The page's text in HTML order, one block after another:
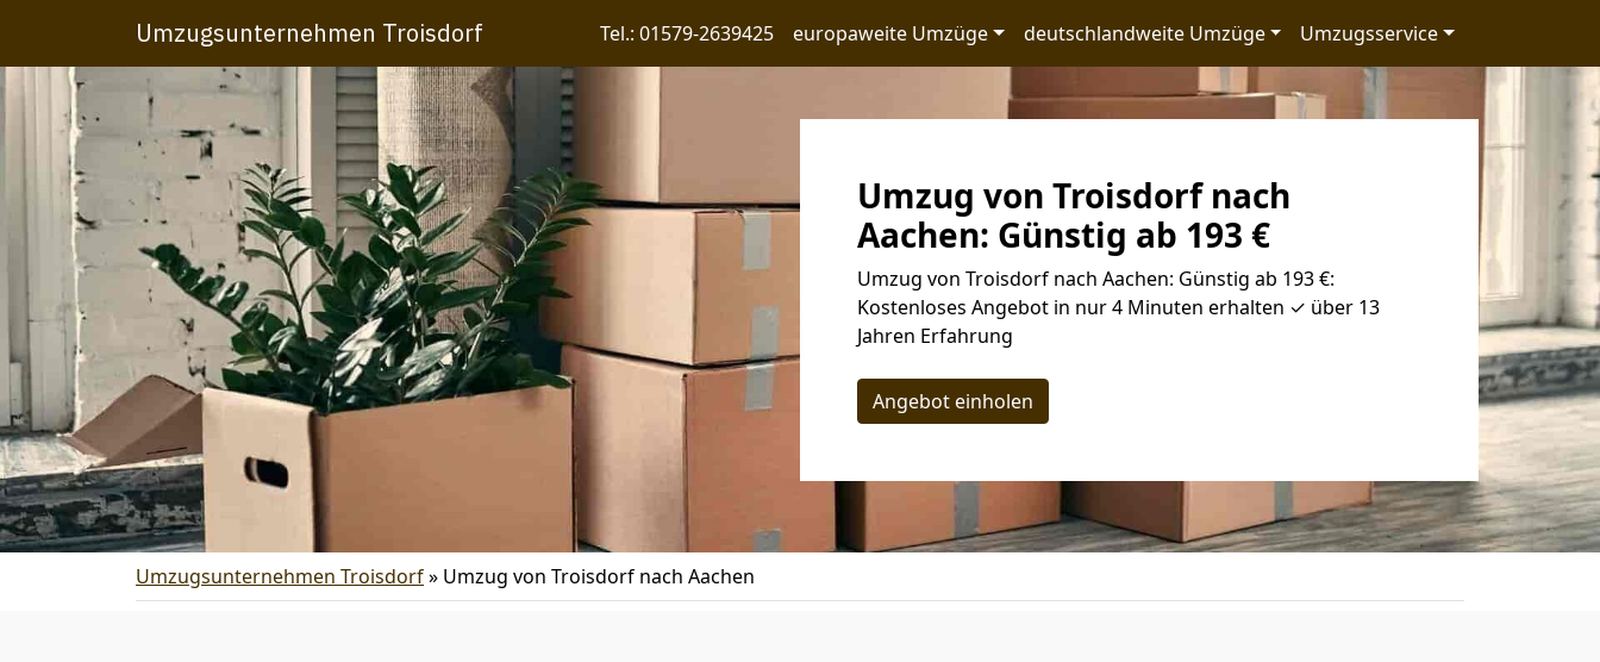
Umzugsunternehmen Troisdorf Tel.: 01579-2639425 europaweite Umzüge deutschlandweite Umzüge Umzugsservice
Umzug von Troisdorf nach
Aachen: Günstig ab 193 €
Umzug von Troisdorf nach Aachen: Günstig ab 193 €:
Kostenloses Angebot in nur 4 Minuten erhalten ✓ über 13
Jahren Erfahrung
Angebot einholen
Umzugsunternehmen Troisdorf» Umzug von Troisdorf nach Aachen